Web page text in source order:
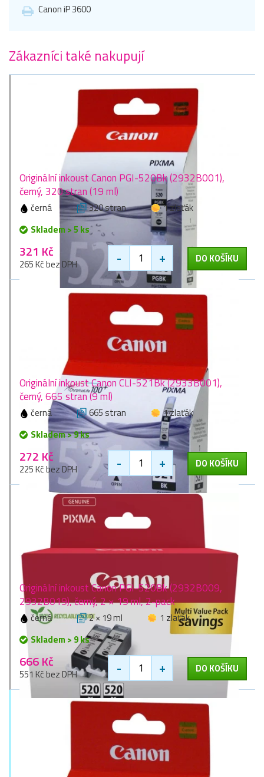
Canon iP 3600
Zákazníci také nakupují
Originální inkoust Canon PGI-520Bk (2932B001),
černý, 320 stran (19 ml)
černá 320 stran
1 zlaťák
Skladem > 5 ks
321 Kč
265 Kč bez DPH - + DO KOŠÍKU
Originální inkoust Canon CLI-521Bk (2933B001),
černý, 665 stran (9 ml)
černá 665 stran
1 zlaťák
Skladem > 9 ks
272 Kč
225 Kč bez DPH - + DO KOŠÍKU
Originální inkoust Canon PGI-520Bk (2932B009,
2932B019), černý, 2 × 19 ml, 2-pack
černá 2 × 19 ml
1 zlaťák
Skladem > 9 ks
666 Kč
551 Kč bez DPH - + DO KOŠÍKU